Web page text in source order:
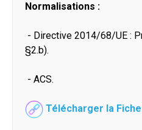
Normalisations :
- Directive 2014/68/UE :
§2.b).
- ACS.
Télécharger la